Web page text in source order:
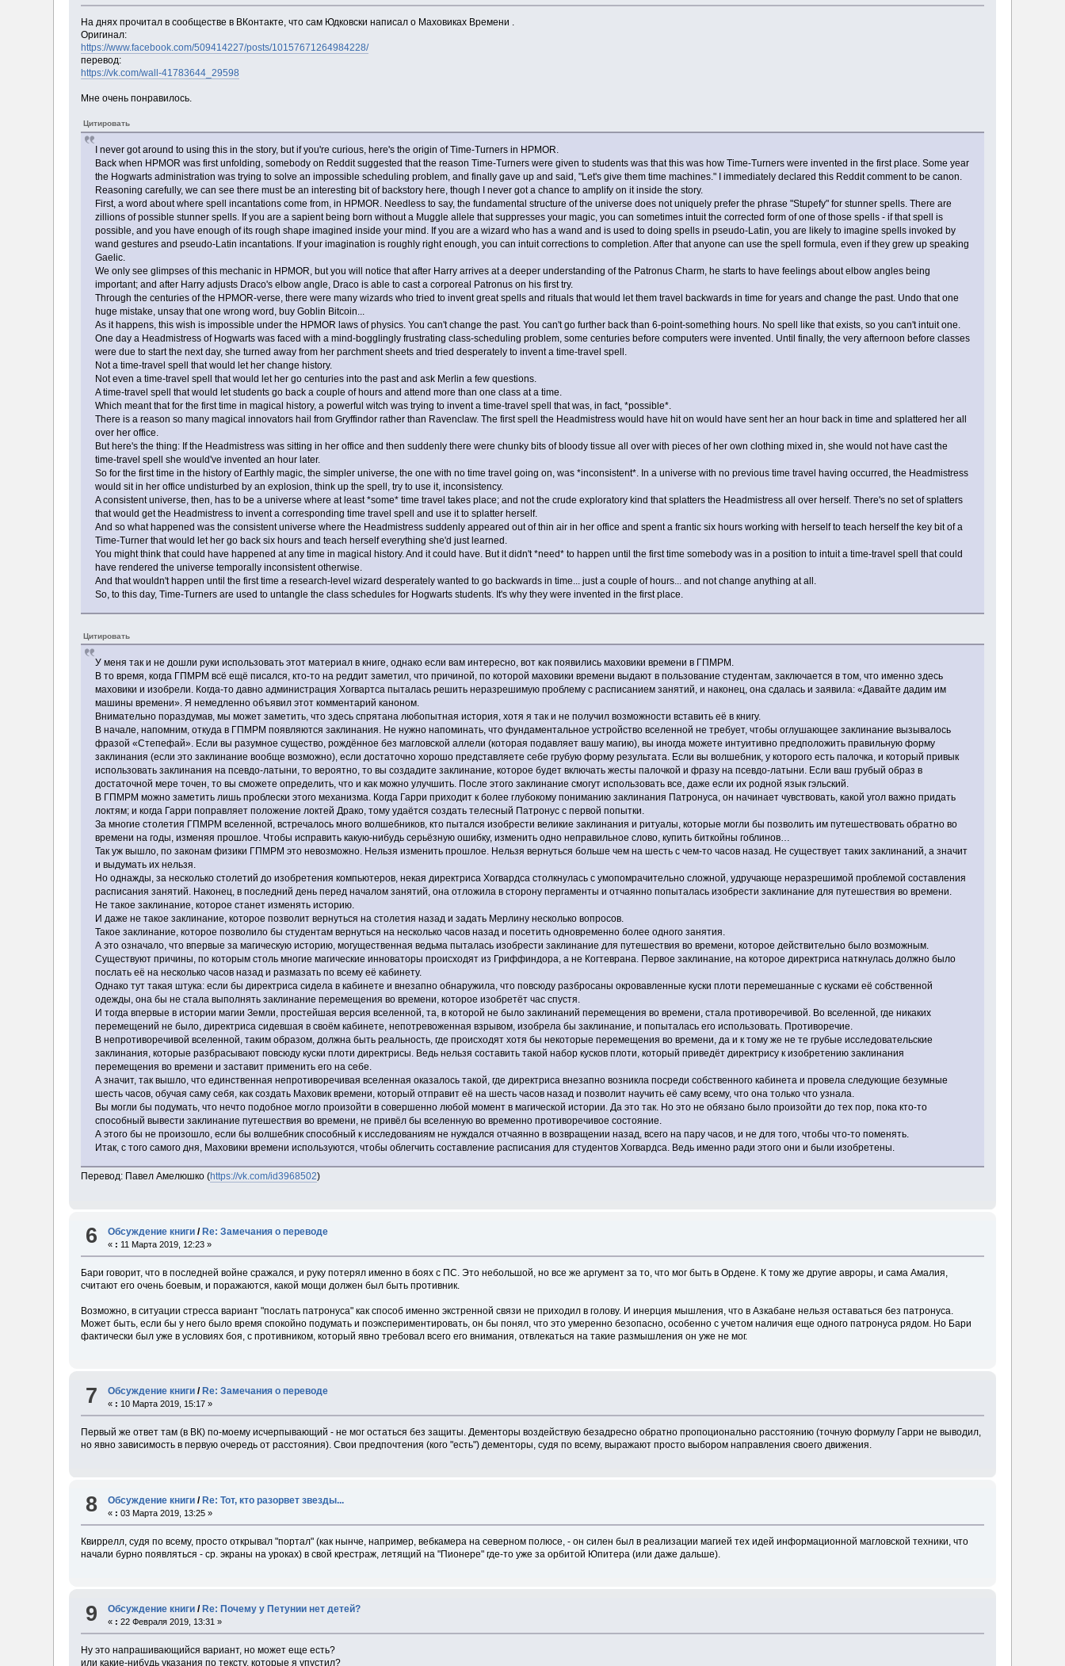
На днях прочитал в сообществе в ВКонтакте, что сам Юдковски написал о Маховиках Времени .
Оригинал:
https://www.facebook.com/509414227/posts/10157671264984228/
перевод:
https://vk.com/wall-41783644_29598
Мне очень понравилось.
Цитировать
I never got around to using this in the story, but if you're curious, here's the origin of Time-Turners in HPMOR.
Back when HPMOR was first unfolding, somebody on Reddit suggested that the reason Time-Turners were given to students was that this was how Time-Turners were invented in the first place. Some year
the Hogwarts administration was trying to solve an impossible scheduling problem, and finally gave up and said, "Let's give them time machines." I immediately declared this Reddit comment to be canon.
Reasoning carefully, we can see there must be an interesting bit of backstory here, though I never got a chance to amplify on it inside the story.
First, a word about where spell incantations come from, in HPMOR. Needless to say, the fundamental structure of the universe does not uniquely prefer the phrase "Stupefy" for stunner spells. There are
zillions of possible stunner spells. If you are a sapient being born without a Muggle allele that suppresses your magic, you can sometimes intuit the corrected form of one of those spells - if that spell is
possible, and you have enough of its rough shape imagined inside your mind. If you are a wizard who has a wand and is used to doing spells in pseudo-Latin, you are likely to imagine spells invoked by
wand gestures and pseudo-Latin incantations. If your imagination is roughly right enough, you can intuit corrections to completion. After that anyone can use the spell formula, even if they grew up speaking
Gaelic.
We only see glimpses of this mechanic in HPMOR, but you will notice that after Harry arrives at a deeper understanding of the Patronus Charm, he starts to have feelings about elbow angles being
important; and after Harry adjusts Draco's elbow angle, Draco is able to cast a corporeal Patronus on his first try.
Through the centuries of the HPMOR-verse, there were many wizards who tried to invent great spells and rituals that would let them travel backwards in time for years and change the past. Undo that one
huge mistake, unsay that one wrong word, buy Goblin Bitcoin...
As it happens, this wish is impossible under the HPMOR laws of physics. You can't change the past. You can't go further back than 6-point-something hours. No spell like that exists, so you can't intuit one.
One day a Headmistress of Hogwarts was faced with a mind-bogglingly frustrating class-scheduling problem, some centuries before computers were invented. Until finally, the very afternoon before classes
were due to start the next day, she turned away from her parchment sheets and tried desperately to invent a time-travel spell.
Not a time-travel spell that would let her change history.
Not even a time-travel spell that would let her go centuries into the past and ask Merlin a few questions.
A time-travel spell that would let students go back a couple of hours and attend more than one class at a time.
Which meant that for the first time in magical history, a powerful witch was trying to invent a time-travel spell that was, in fact, *possible*.
There is a reason so many magical innovators hail from Gryffindor rather than Ravenclaw. The first spell the Headmistress would have hit on would have sent her an hour back in time and splattered her all
over her office.
But here's the thing: If the Headmistress was sitting in her office and then suddenly there were chunky bits of bloody tissue all over with pieces of her own clothing mixed in, she would not have cast the
time-travel spell she would've invented an hour later.
So for the first time in the history of Earthly magic, the simpler universe, the one with no time travel going on, was *inconsistent*. In a universe with no previous time travel having occurred, the Headmistress
would sit in her office undisturbed by an explosion, think up the spell, try to use it, inconsistency.
A consistent universe, then, has to be a universe where at least *some* time travel takes place; and not the crude exploratory kind that splatters the Headmistress all over herself. There's no set of splatters
that would get the Headmistress to invent a corresponding time travel spell and use it to splatter herself.
And so what happened was the consistent universe where the Headmistress suddenly appeared out of thin air in her office and spent a frantic six hours working with herself to teach herself the key bit of a
Time-Turner that would let her go back six hours and teach herself everything she'd just learned.
You might think that could have happened at any time in magical history. And it could have. But it didn't *need* to happen until the first time somebody was in a position to intuit a time-travel spell that could
have rendered the universe temporally inconsistent otherwise.
And that wouldn't happen until the first time a research-level wizard desperately wanted to go backwards in time... just a couple of hours... and not change anything at all.
So, to this day, Time-Turners are used to untangle the class schedules for Hogwarts students. It's why they were invented in the first place.
Цитировать
У меня так и не дошли руки использовать этот материал в книге, однако если вам интересно, вот как появились маховики времени в ГПМРМ.
В то время, когда ГПМРМ всё ещё писался, кто-то на реддит заметил, что причиной, по которой маховики времени выдают в пользование студентам, заключается в том, что именно здесь
маховики и изобрели. Когда-то давно администрация Хогвартса пыталась решить неразрешимую проблему с расписанием занятий, и наконец, она сдалась и заявила: «Давайте дадим им
машины времени». Я немедленно объявил этот комментарий каноном.
Внимательно пораздумав, мы может заметить, что здесь спрятана любопытная история, хотя я так и не получил возможности вставить её в книгу.
В начале, напомним, откуда в ГПМРМ появляются заклинания. Не нужно напоминать, что фундаментальное устройство вселенной не требует, чтобы оглушающее заклинание вызывалось
фразой «Степефай». Если вы разумное существо, рождённое без магловской аллели (которая подавляет вашу магию), вы иногда можете интуитивно предположить правильную форму
заклинания (если это заклинание вообще возможно), если достаточно хорошо представляете себе грубую форму результата. Если вы волшебник, у которого есть палочка, и который привык
использовать заклинания на псевдо-латыни, то вероятно, то вы создадите заклинание, которое будет включать жесты палочкой и фразу на псевдо-латыни. Если ваш грубый образ в
достаточной мере точен, то вы сможете определить, что и как можно улучшить. После этого заклинание смогут использовать все, даже если их родной язык гэльский.
В ГПМРМ можно заметить лишь проблески этого механизма. Когда Гарри приходит к более глубокому пониманию заклинания Патронуса, он начинает чувствовать, какой угол важно придать
локтям; и когда Гарри поправляет положение локтей Драко, тому удаётся создать телесный Патронус с первой попытки.
За многие столетия ГПМРМ вселенной, встречалось много волшебников, кто пытался изобрести великие заклинания и ритуалы, которые могли бы позволить им путешествовать обратно во
времени на годы, изменяя прошлое. Чтобы исправить какую-нибудь серьёзную ошибку, изменить одно неправильное слово, купить биткойны гоблинов…
Так уж вышло, по законам физики ГПМРМ это невозможно. Нельзя изменить прошлое. Нельзя вернуться больше чем на шесть с чем-то часов назад. Не существует таких заклинаний, а значит
и выдумать их нельзя.
Но однажды, за несколько столетий до изобретения компьютеров, некая директриса Хогвардса столкнулась с умопомрачительно сложной, удручающе неразрешимой проблемой составления
расписания занятий. Наконец, в последний день перед началом занятий, она отложила в сторону пергаменты и отчаянно попыталась изобрести заклинание для путешествия во времени.
Не такое заклинание, которое станет изменять историю.
И даже не такое заклинание, которое позволит вернуться на столетия назад и задать Мерлину несколько вопросов.
Такое заклинание, которое позволило бы студентам вернуться на несколько часов назад и посетить одновременно более одного занятия.
А это означало, что впервые за магическую историю, могущественная ведьма пыталась изобрести заклинание для путешествия во времени, которое действительно было возможным.
Существуют причины, по которым столь многие магические инноваторы происходят из Гриффиндора, а не Когтеврана. Первое заклинание, на которое директриса наткнулась должно было
послать её на несколько часов назад и размазать по всему её кабинету.
Однако тут такая штука: если бы директриса сидела в кабинете и внезапно обнаружила, что повсюду разбросаны окровавленные куски плоти перемешанные с кусками её собственной
одежды, она бы не стала выполнять заклинание перемещения во времени, которое изобретёт час спустя.
И тогда впервые в истории магии Земли, простейшая версия вселенной, та, в которой не было заклинаний перемещения во времени, стала противоречивой. Во вселенной, где никаких
перемещений не было, директриса сидевшая в своём кабинете, непотревоженная взрывом, изобрела бы заклинание, и попыталась его использовать. Противоречие.
В непротиворечивой вселенной, таким образом, должна быть реальность, где происходят хотя бы некоторые перемещения во времени, да и к тому же не те грубые исследовательские
заклинания, которые разбрасывают повсюду куски плоти директрисы. Ведь нельзя составить такой набор кусков плоти, который приведёт директрису к изобретению заклинания
перемещения во времени и заставит применить его на себе.
А значит, так вышло, что единственная непротиворечивая вселенная оказалось такой, где директриса внезапно возникла посреди собственного кабинета и провела следующие безумные
шесть часов, обучая саму себя, как создать Маховик времени, который отправит её на шесть часов назад и позволит научить её саму всему, что она только что узнала.
Вы могли бы подумать, что нечто подобное могло произойти в совершенно любой момент в магической истории. Да это так. Но это не обязано было произойти до тех пор, пока кто-то
способный вывести заклинание путешествия во времени, не привёл бы вселенную во временно противоречивое состояние.
А этого бы не произошло, если бы волшебник способный к исследованиям не нуждался отчаянно в возвращении назад, всего на пару часов, и не для того, чтобы что-то поменять.
Итак, с того самого дня, Маховики времени используются, чтобы облегчить составление расписания для студентов Хогвардса. Ведь именно ради этого они и были изобретены.
Перевод: Павел Амелюшко (https://vk.com/id3968502)
6 Обсуждение книги /Re: Замечания о переводе
« : 11 Марта 2019, 12:23 »
Бари говорит, что в последней войне сражался, и руку потерял именно в боях с ПС. Это небольшой, но все же аргумент за то, что мог быть в Ордене. К тому же другие авроры, и сама Амалия,
считают его очень боевым, и поражаются, какой мощи должен был быть противник.
Возможно, в ситуации стресса вариант "послать патронуса" как способ именно экстренной связи не приходил в голову. И инерция мышления, что в Азкабане нельзя оставаться без патронуса.
Может быть, если бы у него было время спокойно подумать и поэкспериментировать, он бы понял, что это умеренно безопасно, особенно с учетом наличия еще одного патронуса рядом. Но Бари
фактически был уже в условиях боя, с противником, который явно требовал всего его внимания, отвлекаться на такие размышления он уже не мог.
7 Обсуждение книги / Re: Замечания о переводе
« : 10 Марта 2019, 15:17 »
Первый же ответ там (в ВК) по-моему исчерпывающий - не мог остаться без защиты. Дементоры воздействую безадресно обратно пропоционально расстоянию (точную формулу Гарри не выводил,
но явно зависимость в первую очередь от расстояния). Свои предпочтения (кого "есть") дементоры, судя по всему, выражают просто выбором направления своего движения.
8 Обсуждение книги /Re: Тот, кто разорвет звезды...
« : 03 Марта 2019, 13:25 »
Квиррелл, судя по всему, просто открывал "портал" (как нынче, например, вебкамера на северном полюсе, - он силен был в реализации магией тех идей информационной магловской техники, что
начали бурно появляться - ср. экраны на уроках) в свой крестраж, летящий на "Пионере" где-то уже за орбитой Юпитера (или даже дальше).
9 Обсуждение книги / Re: Почему у Петунии нет детей?
« : 22 Февраля 2019, 13:31 »
Ну это напрашивающийся вариант, но может еще есть?
или какие-нибудь указания по тексту, которые я упустил?